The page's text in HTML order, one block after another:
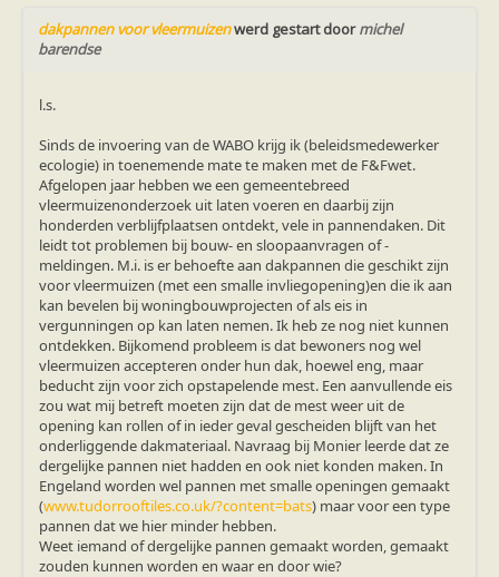
dakpannen voor vleermuizenwerd gestart doormichel
barendse
l.s.
Sinds de invoering van de WABO krijg ik (beleidsmedewerker
ecologie) in toenemende mate te maken met de F&Fwet.
Afgelopen jaar hebben we een gemeentebreed
vleermuizenonderzoek uit laten voeren en daarbij zijn
honderden verblijfplaatsen ontdekt, vele in pannendaken. Dit
leidt tot problemen bij bouw- en sloopaanvragen of -
meldingen. M.i. is er behoefte aan dakpannen die geschikt zijn
voor vleermuizen (met een smalle invliegopening)en die ik aan
kan bevelen bij woningbouwprojecten of als eis in
vergunningen op kan laten nemen. Ik heb ze nog niet kunnen
ontdekken. Bijkomend probleem is dat bewoners nog wel
vleermuizen accepteren onder hun dak, hoewel eng, maar
beducht zijn voor zich opstapelende mest. Een aanvullende eis
zou wat mij betreft moeten zijn dat de mest weer uit de
opening kan rollen of in ieder geval gescheiden blijft van het
onderliggende dakmateriaal. Navraag bij Monier leerde dat ze
dergelijke pannen niet hadden en ook niet konden maken. In
Engeland worden wel pannen met smalle openingen gemaakt
(www.tudorrooftiles.co.uk/?content=bats) maar voor een type
pannen dat we hier minder hebben.
Weet iemand of dergelijke pannen gemaakt worden, gemaakt
zouden kunnen worden en waar en door wie?